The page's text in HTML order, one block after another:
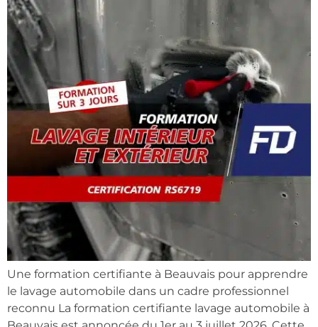
Une formation certifiante à Beauvais pour apprendre
le lavage automobile dans un cadre professionnel
reconnu La formation certifiante lavage automobile à